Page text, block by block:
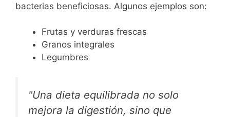
bacterias beneficiosas. Algunos ejemplos son:
Frutas y verduras frescas
Granos integrales
Legumbres
"Una dieta equilibrada no solo
mejora la digestión, sino que